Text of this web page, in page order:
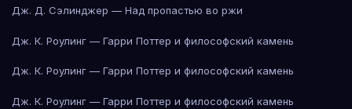
Дж. Д. Сэлинджер — Над пропастью во ржи
Дж. К. Роулинг — Гарри Поттер и философский камень
Дж. К. Роулинг — Гарри Поттер и философский камень
Дж. К. Роулинг — Гарри Поттер и философский камень